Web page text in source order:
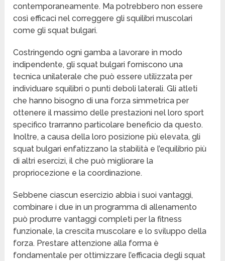
contemporaneamente. Ma potrebbero non essere
così efficaci nel correggere gli squilibri muscolari
come gli squat bulgari.
Costringendo ogni gamba a lavorare in modo
indipendente, gli squat bulgari forniscono una
tecnica unilaterale che può essere utilizzata per
individuare squilibri o punti deboli laterali. Gli atleti
che hanno bisogno di una forza simmetrica per
ottenere il massimo delle prestazioni nel loro sport
specifico trarranno particolare beneficio da questo.
Inoltre, a causa della loro posizione più elevata, gli
squat bulgari enfatizzano la stabilità e l’equilibrio più
di altri esercizi, il che può migliorare la
propriocezione e la coordinazione.
Sebbene ciascun esercizio abbia i suoi vantaggi,
combinare i due in un programma di allenamento
può produrre vantaggi completi per la fitness
funzionale, la crescita muscolare e lo sviluppo della
forza. Prestare attenzione alla forma è
fondamentale per ottimizzare l’efficacia degli squat